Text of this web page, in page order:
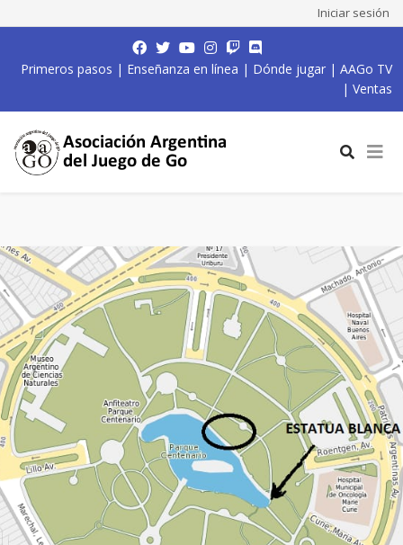
Iniciar sesión
Primeros pasos | Enseñanza en línea | Dónde jugar | AAGo TV
| Ventas